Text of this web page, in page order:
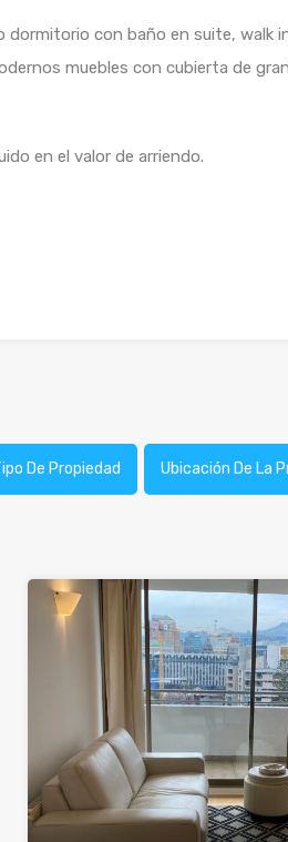
dormitorio con baño en suite, walk
muebles con cubierta de
en el valor de arriendo.
De Propiedad Ubicación De La